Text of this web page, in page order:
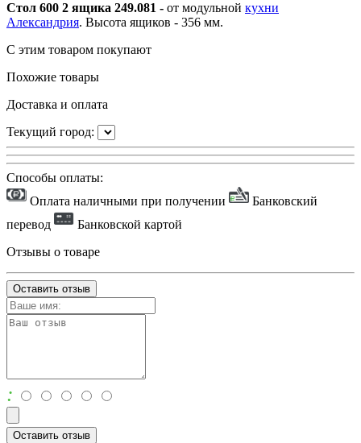
Стол 600 2 ящика 249.081 - от модульной кухни
Александрия. Высота ящиков - 356 мм.
С этим товаром покупают
Похожие товары
Доставка и оплата
Текущий город:
Способы оплаты:
Оплата наличными при получении
Банковский
перевод
Банковской картой
Отзывы о товаре
Оставить отзыв
:
Оставить отзыв